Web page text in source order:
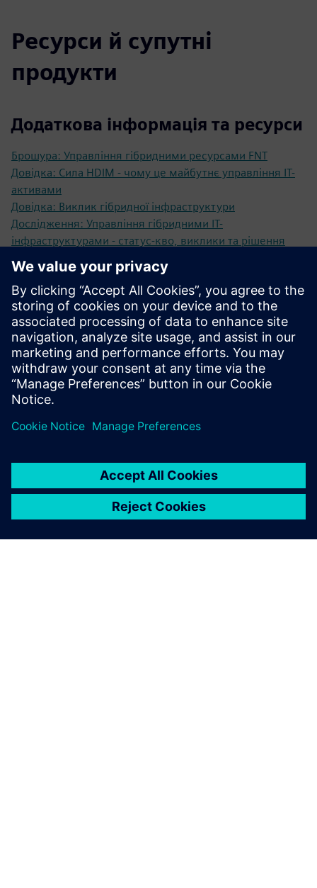
Ресурси й супутні
продукти
Додаткова інформація та ресурси
Брошура: Управління гібридними ресурсами FNT
Довідка: Сила HDIM - чому це майбутнє управління ІТ-
активами
Довідка: Виклик гібридної інфраструктури
Дослідження: Управління гібридними ІТ-
інфраструктурами - статус-кво, виклики та рішення
Експертна робота: 7 причин використовувати
управління гібридною інфраструктурою
Докладніше
Запит на демонстрацію: Ми з нетерпінням чекаємо
показати вам наші програмні рішення!
Передумови